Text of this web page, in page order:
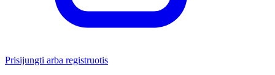
Prisijungti arba registruotis